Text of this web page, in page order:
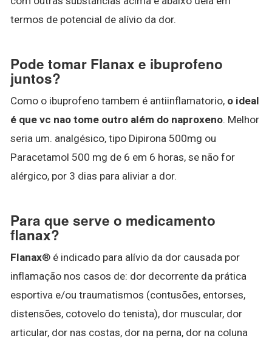
termos de potencial de alívio da dor.
Pode tomar Flanax e ibuprofeno
juntos?
Como o ibuprofeno tambem é antiinflamatorio, o ideal
é que vc nao tome outro além do naproxeno. Melhor
seria um. analgésico, tipo Dipirona 500mg ou
Paracetamol 500 mg de 6 em 6 horas, se não for
alérgico, por 3 dias para aliviar a dor.
Para que serve o medicamento
flanax?
Flanax® é indicado para alívio da dor causada por
inflamação nos casos de: dor decorrente da prática
esportiva e/ou traumatismos (contusões, entorses,
distensões, cotovelo do tenista), dor muscular, dor
articular, dor nas costas, dor na perna, dor na coluna